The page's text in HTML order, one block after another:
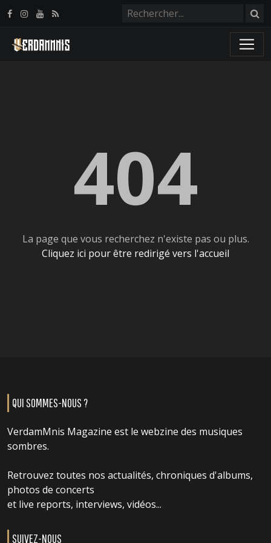
404
La page que vous recherchez n'existe pas ou plus.
Cliquez ici pour être redirigé vers l'accueil
QUI SOMMES-NOUS ?
VerdamMnis Magazine est le webzine des musiques
sombres.
Retrouvez toutes nos actualités, chroniques d'albums,
photos de concerts
et live reports, interviews, vidéos...
SUIVEZ-NOUS
Panneau de gestion des cookies